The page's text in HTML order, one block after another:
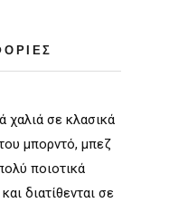
χαλιά σε κλασικά
μπορντό, μπεζ
ποιοτικά
διατίθενται σε